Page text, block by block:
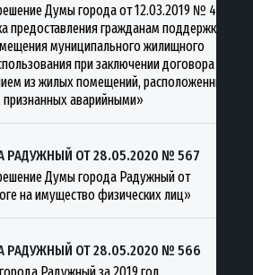
Думы города от 12.03.2019 № 440
предоставления гражданам поддержки
муниципального жилищного
при заключении договора
из жилых помещений, расположенных в
аварийными»
РАДУЖНЫЙ ОТ 28.05.2020 № 567
Думы города Радужный от
на имущество физических лиц»
РАДУЖНЫЙ ОТ 28.05.2020 № 566
Радужный за 2019 год